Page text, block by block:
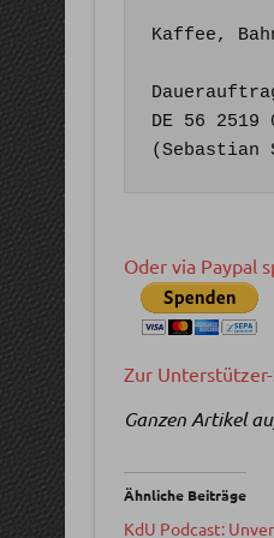
Kaffee,
DE 56 2519
(Sebastian
Oder via Paypal
Zur
Ganzen Artikel
Ähnliche Beiträge
KdU Podcast: